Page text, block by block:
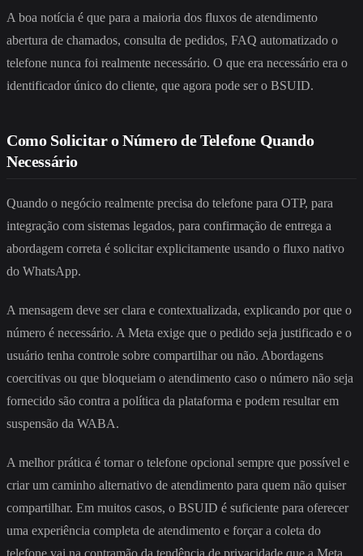
A boa notícia é que para a maioria dos fluxos de atendimento
abertura de chamados, consulta de pedidos, FAQ automatizado o
telefone nunca foi realmente necessário. O que era necessário era o
identificador único do cliente, que agora pode ser o BSUID.
Como Solicitar o Número de Telefone Quando
Necessário
Quando o negócio realmente precisa do telefone para OTP, para
integração com sistemas legados, para confirmação de entrega a
abordagem correta é solicitar explicitamente usando o fluxo nativo
do WhatsApp.
A mensagem deve ser clara e contextualizada, explicando por que o
número é necessário. A Meta exige que o pedido seja justificado e o
usuário tenha controle sobre compartilhar ou não. Abordagens
coercitivas ou que bloqueiam o atendimento caso o número não seja
fornecido são contra a política da plataforma e podem resultar em
suspensão da WABA.
A melhor prática é tornar o telefone opcional sempre que possível e
criar um caminho alternativo de atendimento para quem não quiser
compartilhar. Em muitos casos, o BSUID é suficiente para oferecer
uma experiência completa de atendimento e forçar a coleta do
telefone vai na contramão da tendência de privacidade que a Meta